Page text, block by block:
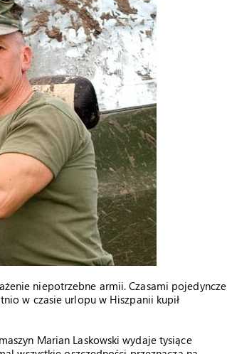
niepotrzebne armii. Czasami pojedyncze
w czasie urlopu w Hiszpanii kupił
Marian Laskowski wydaje tysiące